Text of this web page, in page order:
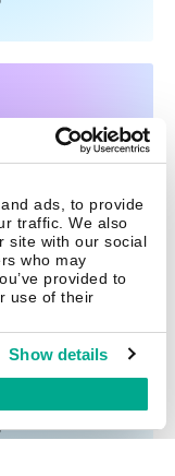
ads, to provide
traffic. We also
site with our social
who may
provided to
use of their
Show details
senhas
menos
há dois anos
vazadas na
quase todas
menos de um
de uma hora.